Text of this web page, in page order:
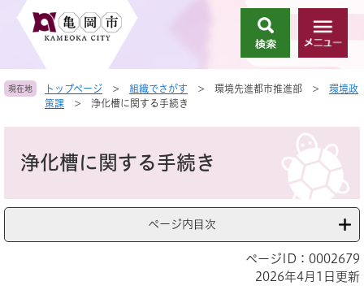
頭
す
飛
し
索
メ
ニ
ー
現在地 トップページ > 組織でさがす > 環境先進都市推進部 >
環境政
策課
> 浄化槽に関する手続き
浄化槽に関する手続き
ページ内目次
ページID：0002679
2026年4月1日更新